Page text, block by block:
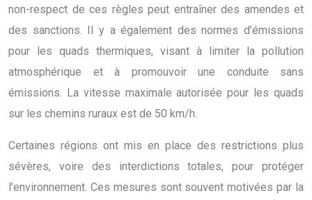
non-respect de ces règles peut entraîner des amendes et
des sanctions. Il y a également des normes d’émissions
pour les quads thermiques, visant à limiter la pollution
atmosphérique et à promouvoir une conduite sans
émissions. La vitesse maximale autorisée pour les quads
sur les chemins ruraux est de 50 km/h.
Certaines régions ont mis en place des restrictions plus
sévères, voire des interdictions totales, pour protéger
l’environnement. Ces mesures sont souvent motivées par la